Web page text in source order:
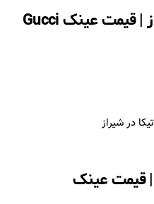
خرید عینک گوچی در شیراز | قیمت عینک Gucci
| قیمت عینک